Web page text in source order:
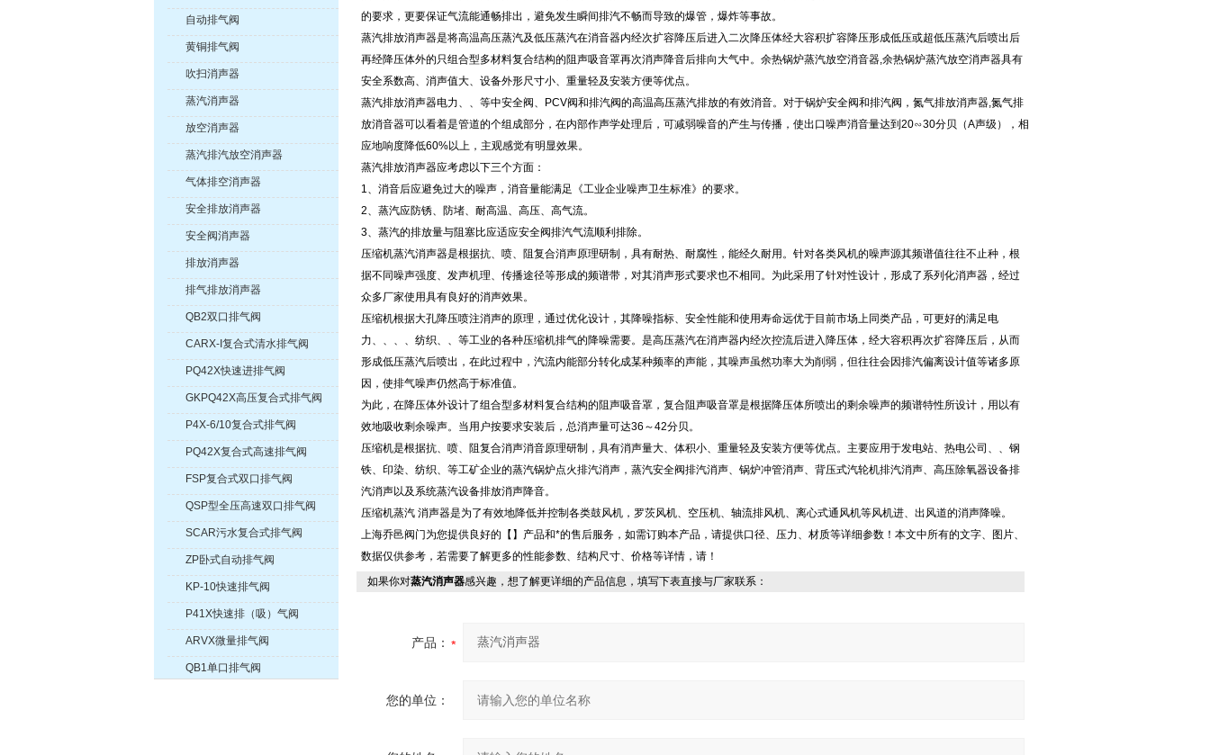
自动排气阀
黄铜排气阀
吹扫消声器
蒸汽消声器
放空消声器
蒸汽排汽放空消声器
气体排空消声器
安全排放消声器
安全阀消声器
排放消声器
排气排放消声器
QB2双口排气阀
CARX-I复合式清水排气阀
PQ42X快速进排气阀
GKPQ42X高压复合式排气阀
P4X-6/10复合式排气阀
PQ42X复合式高速排气阀
FSP复合式双口排气阀
QSP型全压高速双口排气阀
SCAR污水复合式排气阀
ZP卧式自动排气阀
KP-10快速排气阀
P41X快速排（吸）气阀
ARVX微量排气阀
QB1单口排气阀
的要求，更要保证气流能通畅排出，避免发生瞬间排汽不畅而导致的爆管，爆炸等事故。
蒸汽排放消声器是将高温高压蒸汽及低压蒸汽在消音器内经次扩容降压后进入二次降压体经大容积扩容降压形成低压或超低压蒸汽后喷出后
再经降压体外的只组合型多材料复合结构的阻声吸音罩再次消声降音后排向大气中。余热锅炉蒸汽放空消音器,余热锅炉蒸汽放空消声器具有
安全系数高、消声值大、设备外形尺寸小、重量轻及安装方便等优点。
蒸汽排放消声器电力、、等中安全阀、PCV阀和排汽阀的高温高压蒸汽排放的有效消音。对于锅炉安全阀和排汽阀，氮气排放消声器,氮气排
放消音器可以看着是管道的个组成部分，在内部作声学处理后，可减弱噪音的产生与传播，使出口噪声消音量达到20∽30分贝（A声级），相
应地响度降低60%以上，主观感觉有明显效果。
蒸汽排放消声器应考虑以下三个方面：
1、消音后应避免过大的噪声，消音量能满足《工业企业噪声卫生标准》的要求。
2、蒸汽应防锈、防堵、耐高温、高压、高气流。
3、蒸汽的排放量与阻塞比应适应安全阀排汽气流顺利排除。
压缩机蒸汽消声器是根据抗、喷、阻复合消声原理研制，具有耐热、耐腐性，能经久耐用。针对各类风机的噪声源其频谱值往往不止种，根
据不同噪声强度、发声机理、传播途径等形成的频谱带，对其消声形式要求也不相同。为此采用了针对性设计，形成了系列化消声器，经过
众多厂家使用具有良好的消声效果。
压缩机根据大孔降压喷注消声的原理，通过优化设计，其降噪指标、安全性能和使用寿命远优于目前市场上同类产品，可更好的满足电
力、、、、纺织、、等工业的各种压缩机排气的降噪需要。是高压蒸汽在消声器内经次控流后进入降压体，经大容积再次扩容降压后，从而
形成低压蒸汽后喷出，在此过程中，汽流内能部分转化成某种频率的声能，其噪声虽然功率大为削弱，但往往会因排汽偏离设计值等诸多原
因，使排气噪声仍然高于标准值。
为此，在降压体外设计了组合型多材料复合结构的阻声吸音罩，复合阻声吸音罩是根据降压体所喷出的剩余噪声的频谱特性所设计，用以有
效地吸收剩余噪声。当用户按要求安装后，总消声量可达36～42分贝。
压缩机是根据抗、喷、阻复合消声消音原理研制，具有消声量大、体积小、重量轻及安装方便等优点。主要应用于发电站、热电公司、、钢
铁、印染、纺织、等工矿企业的蒸汽锅炉点火排汽消声，蒸汽安全阀排汽消声、锅炉冲管消声、背压式汽轮机排汽消声、高压除氧器设备排
汽消声以及系统蒸汽设备排放消声降音。
压缩机蒸汽 消声器是为了有效地降低并控制各类鼓风机，罗茨风机、空压机、轴流排风机、离心式通风机等风机进、出风道的消声降噪。
上海乔邑阀门为您提供良好的【 】产品和*的售后服务，如需订购本产品，请提供口径、压力、材质等详细参数！本文中所有的文字、图片、
数据仅供参考，若需要了解更多的性能参数、结构尺寸、价格等详情，请！
如果你对蒸汽消声器感兴趣，想了解更详细的产品信息，填写下表直接与厂家联系：
产品：
您的单位：